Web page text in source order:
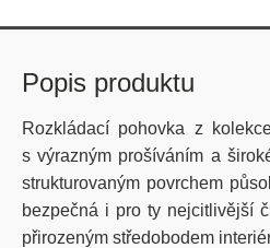
Popis produktu
Rozkládací pohovka z
svýrazným prošíváním a
strukturovaným povrchem
bezpečná i pro ty nejcitlivější
přirozeným středobodem